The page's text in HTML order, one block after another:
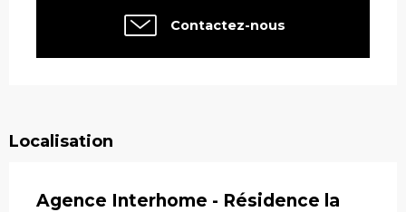
Contactez-nous
Localisation
Agence Interhome - Résidence la